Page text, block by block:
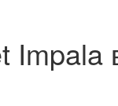
Impala